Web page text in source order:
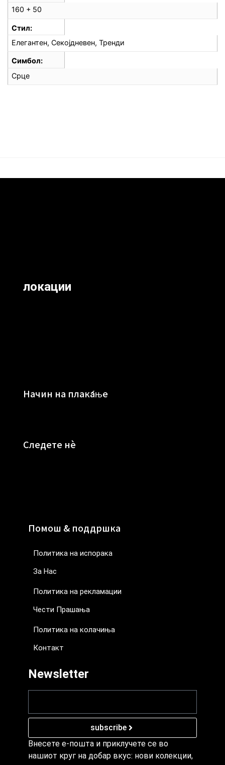
160 + 50
Стил
Елегантен, Секојдневен, Тренди
Симбол
Срце
локации
Начин на плаќање
Следете нè
Помош & поддршка
Политика на испорака
За Нас
Политика на рекламации
Чести Прашања
Политика на колачиња
Контакт
Newsletter
subscribe
Внесете е-пошта и приклучете се во
нашиот круг на добар вкус: нови колекции,